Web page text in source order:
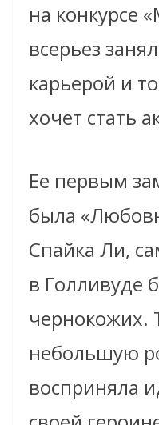
на конкурсе
всерьез
карьерой и
хочет стать
Ее первым
была
Спайка Ли,
в Голливуде
чернокожих.
небольшую
восприняла